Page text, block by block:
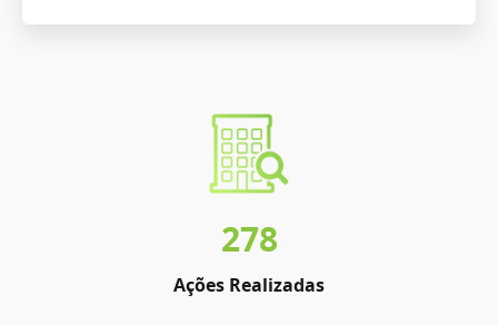
278
Ações Realizadas